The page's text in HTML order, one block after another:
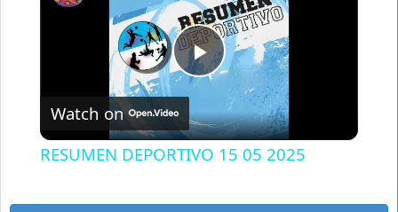
Play
Video
Watch on
RESUMEN DEPORTIVO 15 05 2025